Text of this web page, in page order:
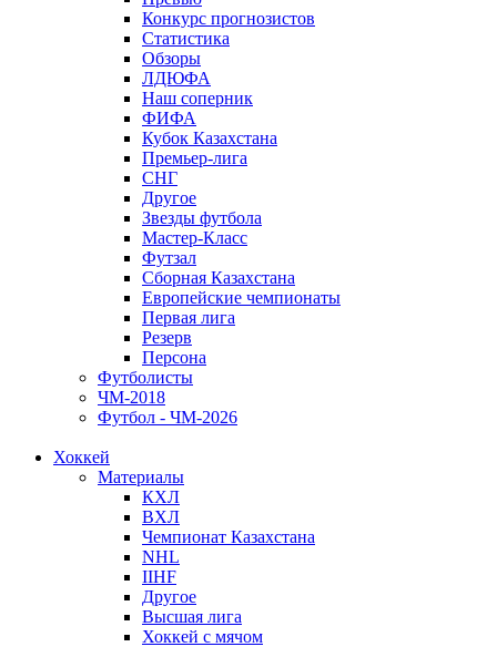
Конкурс прогнозистов
Статистика
Обзоры
ЛДЮФА
Наш соперник
ФИФА
Кубок Казахстана
Премьер-лига
СНГ
Другое
Звезды футбола
Мастер-Класс
Футзал
Сборная Казахстана
Европейские чемпионаты
Первая лига
Резерв
Персона
Футболисты
ЧМ-2018
Футбол - ЧМ-2026
Хоккей
Материалы
КХЛ
ВХЛ
Чемпионат Казахстана
NHL
IIHF
Другое
Высшая лига
Хоккей с мячом